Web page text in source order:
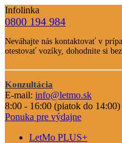
Infolinka
Telefone
číslo
0800 194 984
Text
Nevahajte
nás
kontaktovať
Neváhajte nás kontaktovať v
otestovať vozíky, dohodnite si
Odkaz
na
konzultáciu
Konzultácia
E-mail: info@letmo.sk
8:00 - 16:00 (piatok do 14:00)
Ponuka pre výdajne
LetMo PLUS+